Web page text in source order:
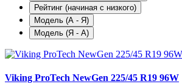
Рейтинг (начиная с низкого)
Модель (А - Я)
Модель (Я - А)
Viking ProTech NewGen 225/45 R19 96W